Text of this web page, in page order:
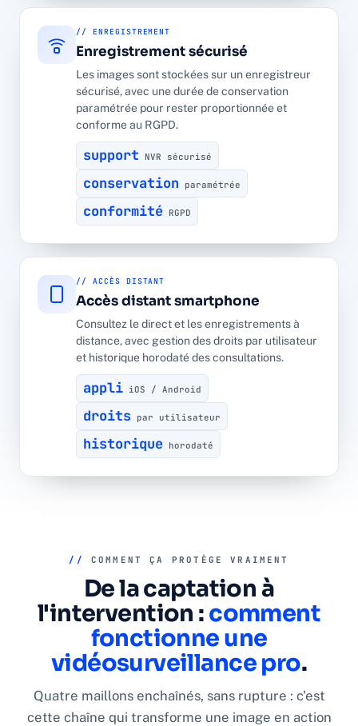
// ENREGISTREMENT
Enregistrement sécurisé
Les images sont stockées sur un enregistreur
sécurisé, avec une durée de conservation
paramétrée pour rester proportionnée et
conforme au RGPD.
support NVR sécurisé
conservation paramétrée
conformité RGPD
// ACCÈS DISTANT
Accès distant smartphone
Consultez le direct et les enregistrements à
distance, avec gestion des droits par utilisateur
et historique horodaté des consultations.
appli iOS / Android
droits par utilisateur
historique horodaté
// COMMENT ÇA PROTÈGE VRAIMENT
De la captation à
l'intervention :comment
fonctionne une
vidéosurveillance pro.
Quatre maillons enchaînés, sans rupture : c'est
cette chaîne qui transforme une image en action